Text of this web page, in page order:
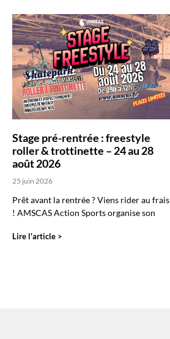
Stage pré-rentrée : freestyle
roller & trottinette – 24 au 28
août 2026
25 juin 2026
Prêt avant la rentrée ? Viens rider au frais
! AMSCAS Action Sports organise son
Lire l'article >